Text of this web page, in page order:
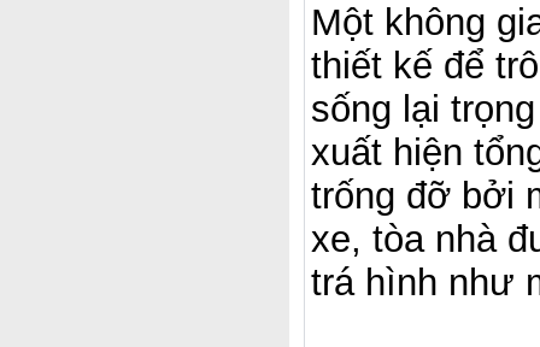
Một không
thiết kế để
sống lại
xuất hiện
trống đỡ bởi
xe, tòa nhà
trá hình như